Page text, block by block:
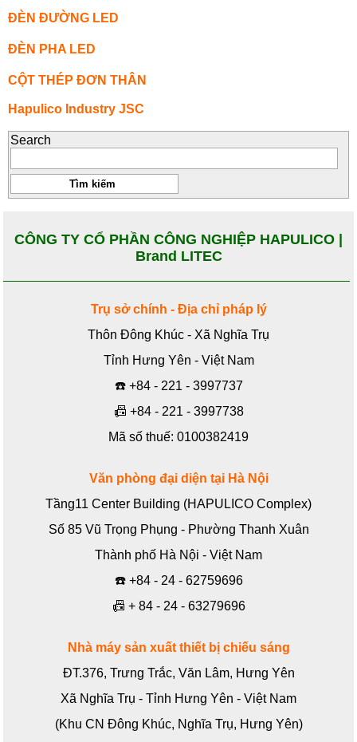
ĐÈN ĐƯỜNG LED
ĐÈN PHA LED
CỘT THÉP ĐƠN THÂN
Hapulico Industry JSC
Search
CÔNG TY CỔ PHẦN CÔNG NGHIỆP HAPULICO |
Brand LITEC
Trụ sở chính - Địa chỉ pháp lý
Thôn Đông Khúc - Xã Nghĩa Trụ
Tỉnh Hưng Yên - Việt Nam
☎️ +84 - 221 - 3997737
📠 +84 - 221 - 3997738
Mã số thuế: 0100382419
Văn phòng đại diện tại Hà Nội
Tầng11 Center Building (HAPULICO Complex)
Số 85 Vũ Trọng Phụng - Phường Thanh Xuân
Thành phố Hà Nội - Việt Nam
☎️ +84 - 24 - 62759696
📠 + 84 - 24 - 63279696
Nhà máy sản xuất thiết bị chiếu sáng
ĐT.376, Trưng Trắc, Văn Lâm, Hưng Yên
Xã Nghĩa Trụ - Tỉnh Hưng Yên - Việt Nam
(Khu CN Đông Khúc, Nghĩa Trụ, Hưng Yên)